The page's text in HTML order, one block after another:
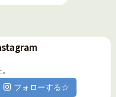
フォローする☆